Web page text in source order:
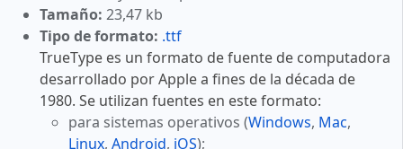
Tamaño: 23,47 kb
Tipo de formato: .ttf
TrueType es un formato de fuente de computadora
desarrollado por Apple a fines de la década de
1980. Se utilizan fuentes en este formato:
para sistemas operativos (Windows, Mac,
Linux, Android, iOS);